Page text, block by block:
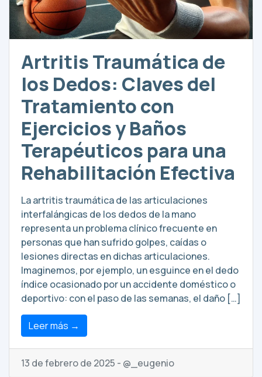
Artritis Traumática de
los Dedos: Claves del
Tratamiento con
Ejercicios y Baños
Terapéuticos para una
Rehabilitación Efectiva
La artritis traumática de las articulaciones
interfalángicas de los dedos de la mano
representa un problema clínico frecuente en
personas que han sufrido golpes, caídas o
lesiones directas en dichas articulaciones.
Imaginemos, por ejemplo, un esguince en el dedo
índice ocasionado por un accidente doméstico o
deportivo: con el paso de las semanas, el daño […]
Leer más →
13 de febrero de 2025 - @_eugenio